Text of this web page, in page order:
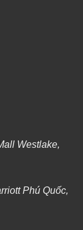
Westlake,
Phú Quốc,